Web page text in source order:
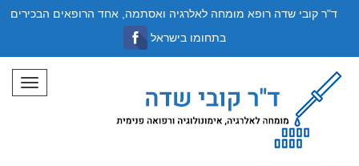
תפריט
ד"ר קובי שדה רופא מומחה לאלרגיה ואסתמה, אחד הרופאים הבכירים
בתחומו בישראל